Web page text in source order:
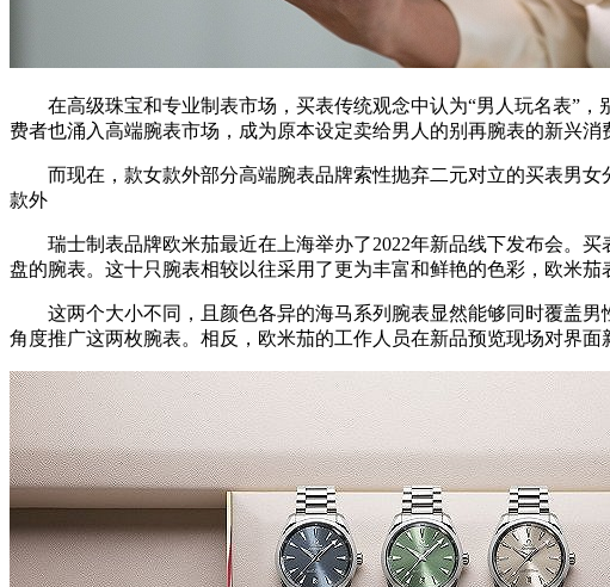
在高级珠宝和专业制表市场，买表传统观念中认为“男人玩名表”，
费者也涌入高端腕表市场，成为原本设定卖给男人的别再腕表的新兴
而现在，款女款外部分高端腕表品牌索性抛弃二元对立的买表男女
款外
瑞士制表品牌欧米茄最近在上海举办了2022年新品线下发布会。买
盘的腕表。这十只腕表相较以往采用了更为丰富和鲜艳的色彩，欧米
这两个大小不同，且颜色各异的海马系列腕表显然能够同时覆盖男
角度推广这两枚腕表。相反，欧米茄的工作人员在新品预览现场对界